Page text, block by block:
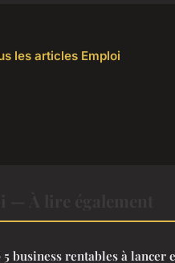
les articles Emploi
5 business rentables à lancer